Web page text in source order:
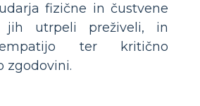
fizične in čustvene
utrpeli preživeli, in
ter kritično
zgodovini.